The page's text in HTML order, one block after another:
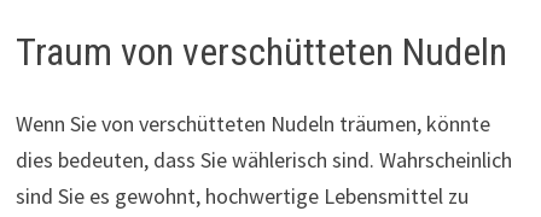
Traum von verschütteten Nudeln
Wenn Sie von verschütteten Nudeln träumen, könnte
dies bedeuten, dass Sie wählerisch sind. Wahrscheinlich
sind Sie es gewohnt, hochwertige Lebensmittel zu